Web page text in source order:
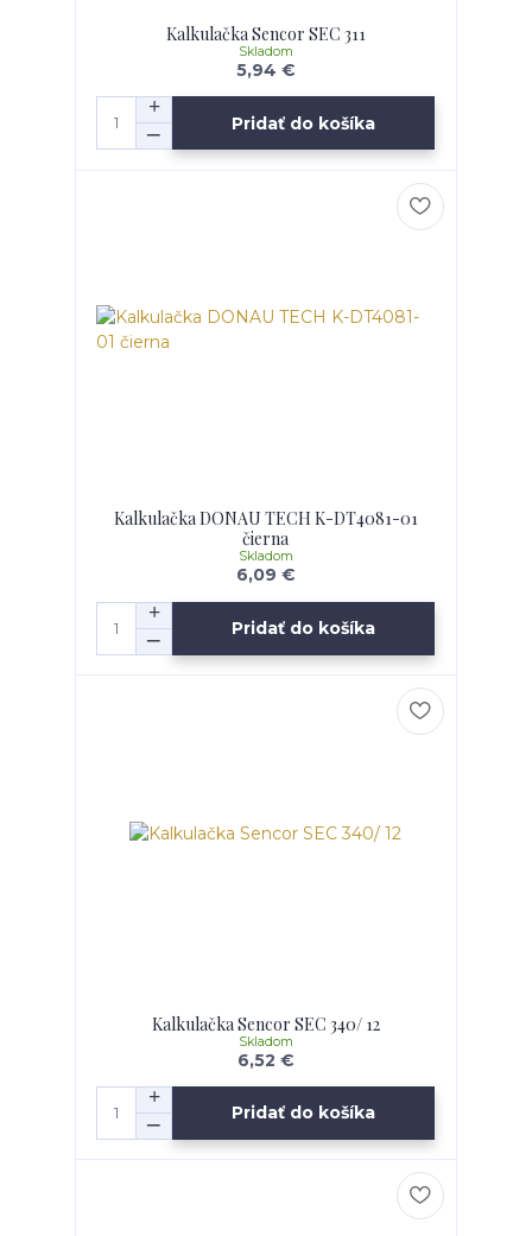
Kalkulačka Sencor SEC 311
5,94 €
Skladom
Pridať do košíka
Kalkulačka DONAU TECH K-DT4081-01
čierna
6,09 €
Skladom
Pridať do košíka
Kalkulačka Sencor SEC 340/ 12
6,52 €
Skladom
Pridať do košíka